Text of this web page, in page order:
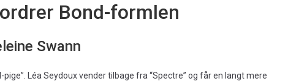
Bond-formlen
Swann
Léa Seydoux vender tilbage fra “Spectre” og får en langt mere